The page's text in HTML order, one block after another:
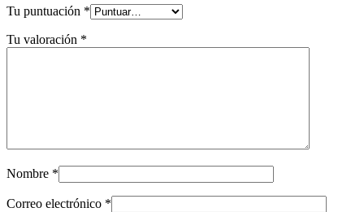
Tu puntuación *
Tu valoración *
Nombre *
Correo electrónico *